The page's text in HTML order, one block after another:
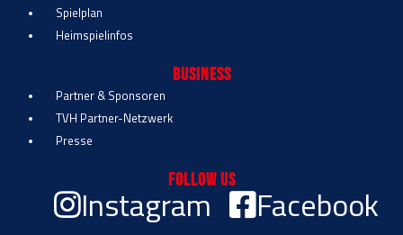
Spielplan
Heimspielinfos
Business
Partner & Sponsoren
TVH Partner-Netzwerk
Presse
Follow Us
Instagram Facebook